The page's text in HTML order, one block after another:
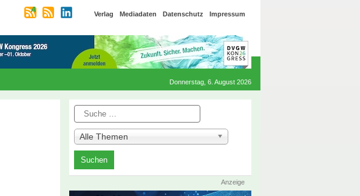
Verlag Mediadaten Datenschutz Impressum
Donnerstag, 6. August 2026
Suche
Alle Themen
Anzeige